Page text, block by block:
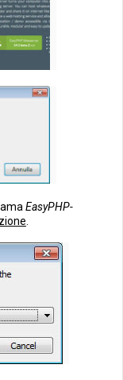
EasyPHP-
.